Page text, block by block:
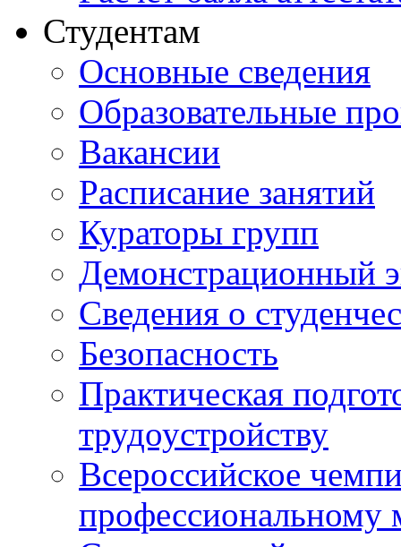
Студентам
Основные сведения
Образовательные
Вакансии
Расписание занятий
Кураторы групп
Демонстрационный
Сведения о
Безопасность
Практическая
трудоустройству
Всероссийское
профессиональному